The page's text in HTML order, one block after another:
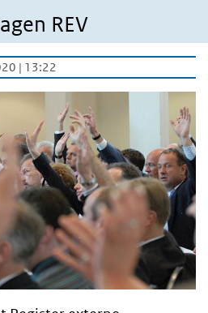
REV
| 13:22